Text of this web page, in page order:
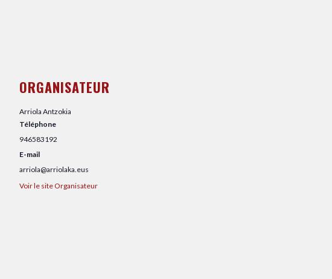
ORGANISATEUR
Arriola Antzokia
Téléphone
946583192
E-mail
arriola@arriolaka.eus
Voir le site Organisateur